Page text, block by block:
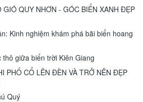
GIÓ QUY NHƠN - GÓC BIỂN XANH ĐẸP
Kinh nghiệm khám phá bãi biển hoang
thô giữa biển trời Kiên Giang
PHỐ CỔ LÊN ĐÈN VÀ TRỞ NÊN ĐẸP
Quý